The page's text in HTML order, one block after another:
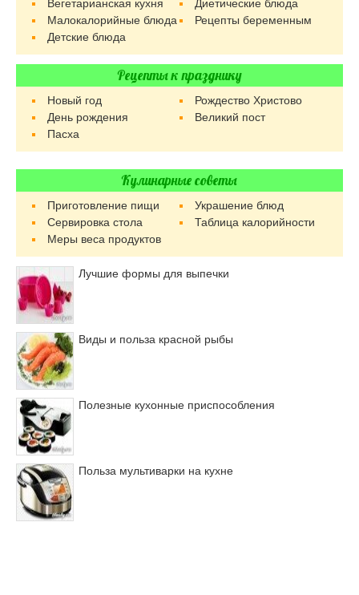
Вегетарианская кухня
Диетические блюда
Малокалорийные блюда
Рецепты беременным
Детские блюда
Рецепты к празднику
Новый год
Рождество Христово
День рождения
Великий пост
Пасха
Кулинарные советы
Приготовление пищи
Украшение блюд
Сервировка стола
Таблица калорийности
Меры веса продуктов
Лучшие формы для выпечки
Виды и польза красной рыбы
Полезные кухонные приспособления
Польза мультиварки на кухне